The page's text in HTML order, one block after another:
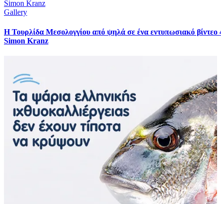
Simon Kranz
Gallery
Η Τουρλίδα Μεσολογγίου από ψηλά σε ένα εντυπωσιακό βίντεο
Simon Kranz